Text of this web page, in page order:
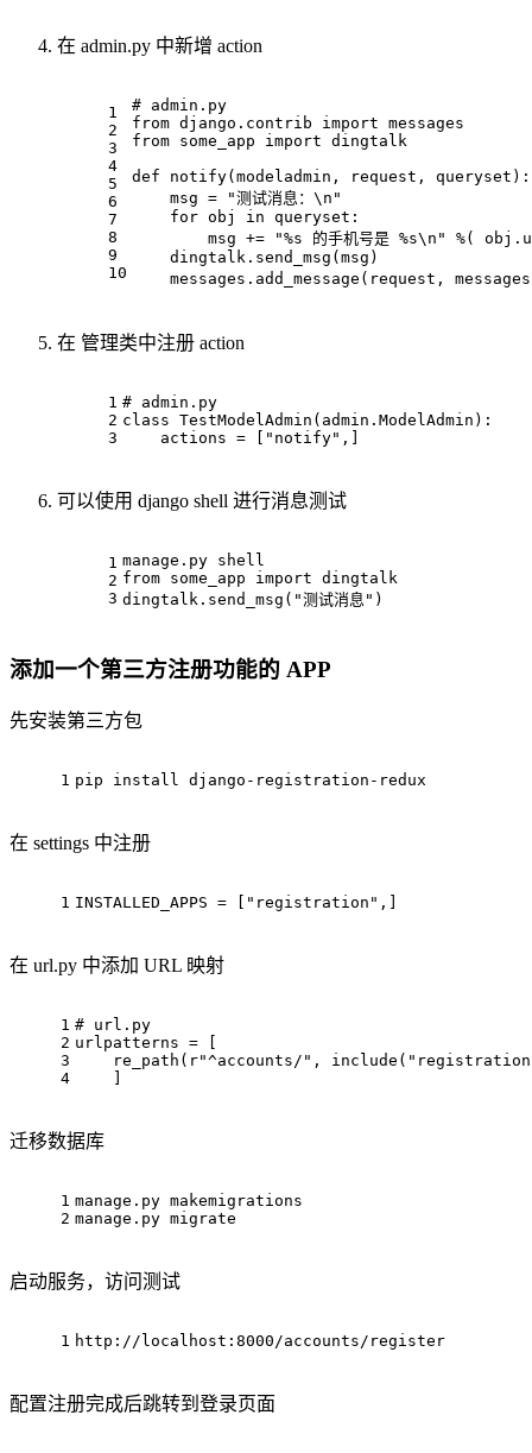
在 admin.py 中新增 action
1
2
3
4
5
6
7
8
9
10
# admin.py
from django.contrib import messages
from some_app import dingtalk
def
notify( modeladmin, request, queryset ):
    msg =
"测试消息：\n"
for obj in queryset:
        msg +=
"%s 的手机号是 %s\n"
%(
    dingtalk.send_msg(msg)
messages.add_message(request,
在 管理类中注册 action
1
2
3
# admin.py
class TestModelAdmin (admin.ModelAdmin):
    actions = [
"notify" ,]
可以使用 django shell 进行消息测试
1
2
3
manage.py shell
from some_app import dingtalk
dingtalk.send_msg( "测试消息" )
添加一个第三方注册功能的 APP
先安装第三方包
1 pip install django-registration-redux
在 settings 中注册
1 INSTALLED_APPS = ["registration",]
在 url.py 中添加 URL 映射
1
2
3
4
# url.py
urlpatterns = [
re_path(r"^accounts/",
迁移数据库
1
2
manage.py makemigrations
manage.py migrate
启动服务，访问测试
1 http://localhost:8000/accounts/register
配置注册完成后跳转到登录页面